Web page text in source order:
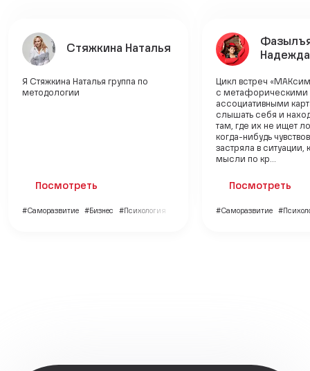
Стяжкина Наталья
Я Стяжкина Наталья группа по
методологии
Посмотреть
#Саморазвитие #Бизнес #Психология
Надежда
Цикл встреч
с метафорическими
ассоциативными
слышать себя и
там, где их не ищет
когда-нибудь
застряла в ситуации,
мысли по кр...
Посмотреть
#Саморазвитие